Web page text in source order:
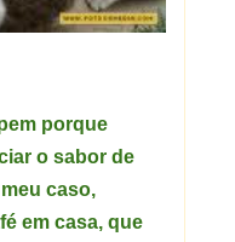
porque
o sabor de
caso,
em casa, que